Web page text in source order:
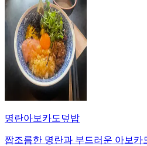
명란아보카도덮밥
짭조름한 명란과 부드러운 아보카